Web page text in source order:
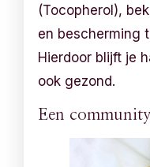
(Tocopherol),
en bescherming
Hierdoor blijft je
ook gezond.
Een